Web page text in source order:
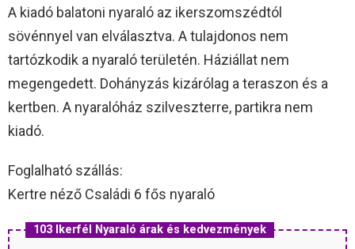
A kiadó balatoni nyaraló az ikerszomszédtól
sövénnyel van elválasztva. A tulajdonos nem
tartózkodik a nyaraló területén. Háziállat nem
megengedett. Dohányzás kizárólag a teraszon és a
kertben. A nyaralóház szilveszterre, partikra nem
kiadó.
Foglalható szállás:
Kertre néző Családi 6 fős nyaraló
103 Ikerfél Nyaraló árak és kedvezmények